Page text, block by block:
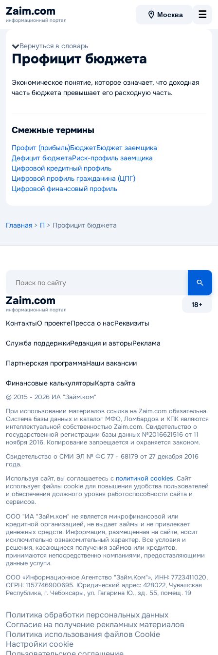
Zaim.com
информационный портал
Москва ☰
Вернуться в словарь
Профицит бюджета
Экономическое понятие, которое означает, что доходная
часть бюджета превышает его расходную часть.
Смежные термины
Профит (прибыль)БюджетБюджет заемщика
Дефицит бюджетаРиск-профиль заемщика
Цифровой кредитный профиль
Цифровой профиль гражданина (ЦПГ)
Цифровой финансовый профиль
Главная > П > Профицит бюджета
сайту
Zaim.com
информационный портал
18+
КонтактыО проектеПресса о насРеквизиты
Служба поддержкиРедакция и авторыРеклама
Партнерская программаНаши вакансии
Финансовые калькуляторыКарта сайта
© 2015 - 2026 ИА "Займ.ком"
При использовании материалов ссылка на Zaim.com обязательна.
Система базы данных и каталог МФО, Ломбардов и КПК являются
интеллектуальной собственностью Zaim.com. Свидетельство о
государственной регистрации базы данных №2016621516 от 11
ноября 2016. Копирование запрещается и охраняется законом.
Свидетельство о СМИ ЭЛ № ФС 77 - 68179 от 27 декабря 2016
года.
Используя сайт, вы соглашаетесь с политикой cookies. Сайт
использует файлы cookie для повышения удобства пользователей
и обеспечения должного уровня работоспособности сайта и
сервисов.
ООО "ИА "Займ.ком" не является микрофинансовой или
кредитной организацией, не выдает займы и не привлекает
денежных средств. Информация, размещенная на сайте, носит
исключительно ознакомительный характер. Все условия и
решения, касающиеся получения займов или кредитов,
принимаются непосредственно компаниями, предоставляющими
данные услуги.
ООО «Информационное Агентство "Займ.Ком"», ИНН: 7723411020,
ОГРН: 1157746900695. Юридический адрес: 428022, Чувашская
Республика, г. Чебоксары, ул. Гагарина Ю., зд. 55, помещ. 19
Политика обработки персональных данных
Согласие на получение рекламных материалов
Политика использования файлов Cookie
Настройки cookie